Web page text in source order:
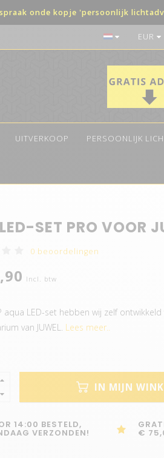
onde kopje 'persoonlijk
De beste
EUR
UITVERKOOP PERSOONLIJK
SET PRO VOOR
0 beoordelingen
Incl. btw
aqua LED-set hebben wij zelf
van JUWEL. Lees meer..
IN MIJN
14:00 BESTELD,
VERZONDEN! €